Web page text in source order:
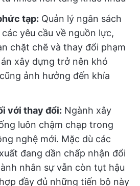
tạp: Quản lý ngân sách
yêu cầu về nguồn lực,
chặt chẽ và thay đổi phạm
xây dựng trở nên khó
ảnh hưởng đến khía
với thay đổi: Ngành xây
luôn chậm chạp trong
nghệ mới. Mặc dù các
đang dần chấp nhận đổi
nhân sự vẫn còn tụt hậu
đầy đủ những tiến bộ này